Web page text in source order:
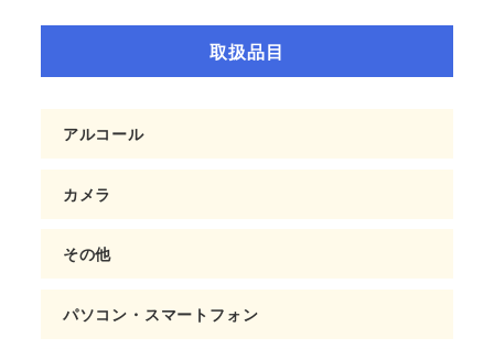
取扱品目
アルコール
カメラ
その他
パソコン・スマートフォン